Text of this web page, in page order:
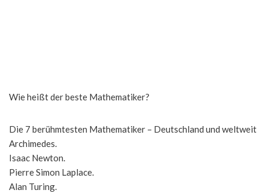
Wie heißt der beste Mathematiker?
Die 7 berühmtesten Mathematiker – Deutschland und weltweit
Archimedes.
Isaac Newton.
Pierre Simon Laplace.
Alan Turing.